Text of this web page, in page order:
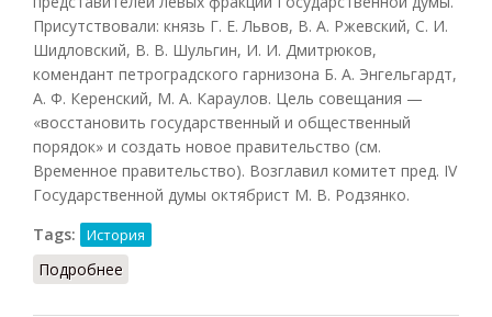
Присутствовали: князь Г. Е. Львов, В. А. Ржевский, С. И.
Шидловский, В. В. Шульгин, И. И. Дмитрюков,
комендант петроградского гарнизона Б. А. Энгельгардт,
А. Ф. Керенский, М. А. Караулов. Цель совещания —
«восстановить государственный и общественный
порядок» и создать новое правительство (см.
Временное правительство). Возглавил комитет пред. IV
Государственной думы октябрист М. В. Родзянко.
Tags:
История
Подробнее